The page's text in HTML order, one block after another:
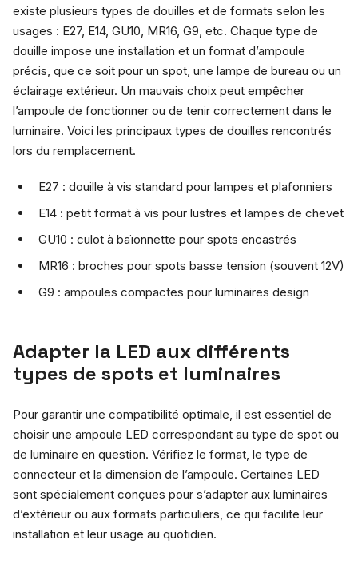
existe plusieurs types de douilles et de formats selon les
usages : E27, E14, GU10, MR16, G9, etc. Chaque type de
douille impose une installation et un format d’ampoule
précis, que ce soit pour un spot, une lampe de bureau ou un
éclairage extérieur. Un mauvais choix peut empêcher
l’ampoule de fonctionner ou de tenir correctement dans le
luminaire. Voici les principaux types de douilles rencontrés
lors du remplacement.
E27 : douille à vis standard pour lampes et plafonniers
E14 : petit format à vis pour lustres et lampes de chevet
GU10 : culot à baïonnette pour spots encastrés
MR16 : broches pour spots basse tension (souvent 12V)
G9 : ampoules compactes pour luminaires design
Adapter la LED aux différents
types de spots et luminaires
Pour garantir une compatibilité optimale, il est essentiel de
choisir une ampoule LED correspondant au type de spot ou
de luminaire en question. Vérifiez le format, le type de
connecteur et la dimension de l’ampoule. Certaines LED
sont spécialement conçues pour s’adapter aux luminaires
d’extérieur ou aux formats particuliers, ce qui facilite leur
installation et leur usage au quotidien.